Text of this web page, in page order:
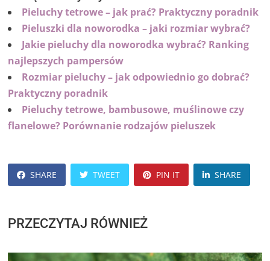
Pieluchy tetrowe – jak prać? Praktyczny poradnik
Pieluszki dla noworodka – jaki rozmiar wybrać?
Jakie pieluchy dla noworodka wybrać? Ranking
najlepszych pampersów
Rozmiar pieluchy – jak odpowiednio go dobrać?
Praktyczny poradnik
Pieluchy tetrowe, bambusowe, muślinowe czy
flanelowe? Porównanie rodzajów pieluszek
SHARE TWEET PIN IT SHARE
PRZECZYTAJ RÓWNIEŻ